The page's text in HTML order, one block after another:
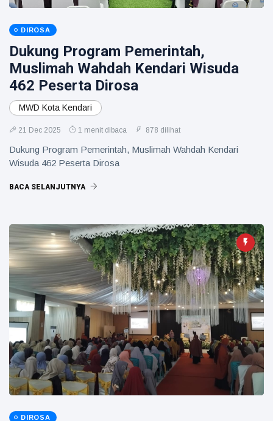
DIROSA
Dukung Program Pemerintah,
Muslimah Wahdah Kendari Wisuda
462 Peserta Dirosa
MWD Kota Kendari
21 Dec 2025 1 menit dibaca 878 dilihat
Dukung Program Pemerintah, Muslimah Wahdah Kendari
Wisuda 462 Peserta Dirosa
BACA SELANJUTNYA
DIROSA